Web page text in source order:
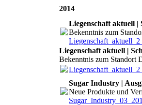
2014
Liegenschaft aktuell |
Bekenntnis zum
Liegenschaft aktuell |
Bekenntnis zum Standort
Sugar Industry |
Neue Produkte und